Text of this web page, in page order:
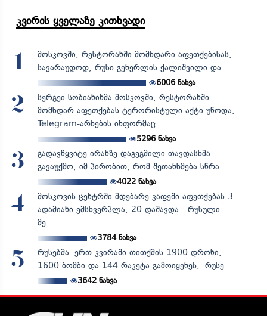
კვირის ყველაზე კითხვადი
1
მოსკოვში, რესტორანში მომხდარი აფეთქებისას,
სავარაუდოდ, რუსი გენერლის ქალიშვილი და...
6006ნახვა
2
სერგეი სობიანინმა მოსკოვში, რესტორანში
მომხდარ აფეთქებას ტერორისტული აქტი უწოდა,
Telegram-არხების ინფორმაც...
5296ნახვა
3
გადავწყვიტე ირანზე დაგეგმილი თავდასხმა
გავაუქმო, იმ პირობით, რომ შეთანხმება სწრა...
4022ნახვა
4
მოსკოვის ცენტრში მდებარე კაფეში აფეთქებას 3
ადამიანი ემსხვერპლა, 20 დაშავდა - რუსული
მე...
3784ნახვა
5
რუსებმა ერთ კვირაში თითქმის 1900 დრონი,
1600 ბომბი და 144 რაკეტა გამოიყენეს, რუსე...
3642ნახვა